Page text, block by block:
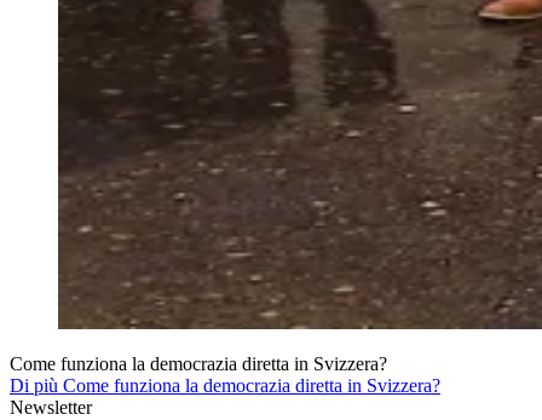
Come funziona la democrazia diretta in Svizzera?
Di più Come funziona la democrazia diretta in Svizzera?
Newsletter